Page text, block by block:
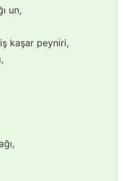
un,
kaşar peyniri,